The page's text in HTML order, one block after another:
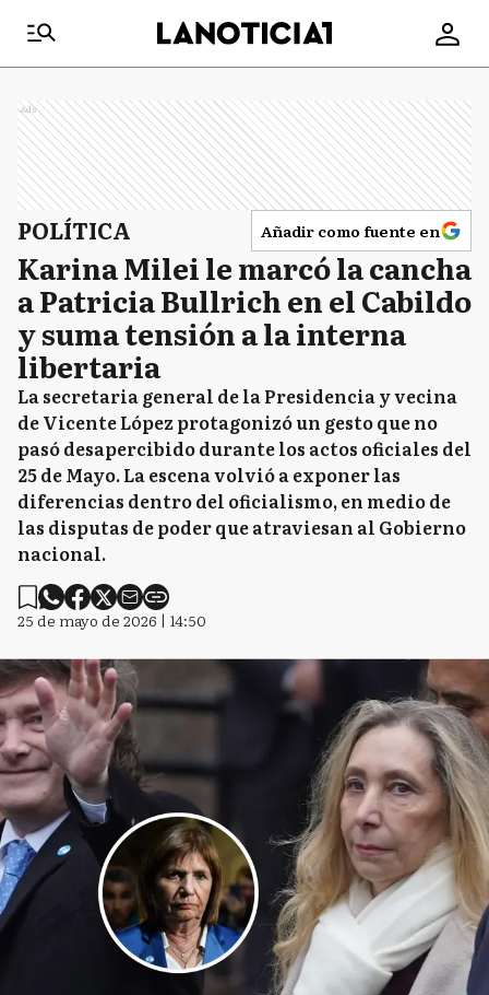
Ads
POLÍTICA Añadir como fuente en
Karina Milei le marcó la cancha
a Patricia Bullrich en el Cabildo
y suma tensión a la interna
libertaria
La secretaria general de la Presidencia y vecina
de Vicente López protagonizó un gesto que no
pasó desapercibido durante los actos oficiales del
25 de Mayo. La escena volvió a exponer las
diferencias dentro del oficialismo, en medio de
las disputas de poder que atraviesan al Gobierno
nacional.
25 de mayo de 2026 | 14:50